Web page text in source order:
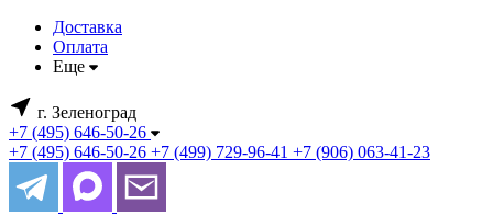
Доставка
Оплата
Еще
г. Зеленоград
+7 (495) 646-50-26
+7 (495) 646-50-26 +7 (499) 729-96-41 +7 (906) 063-41-23